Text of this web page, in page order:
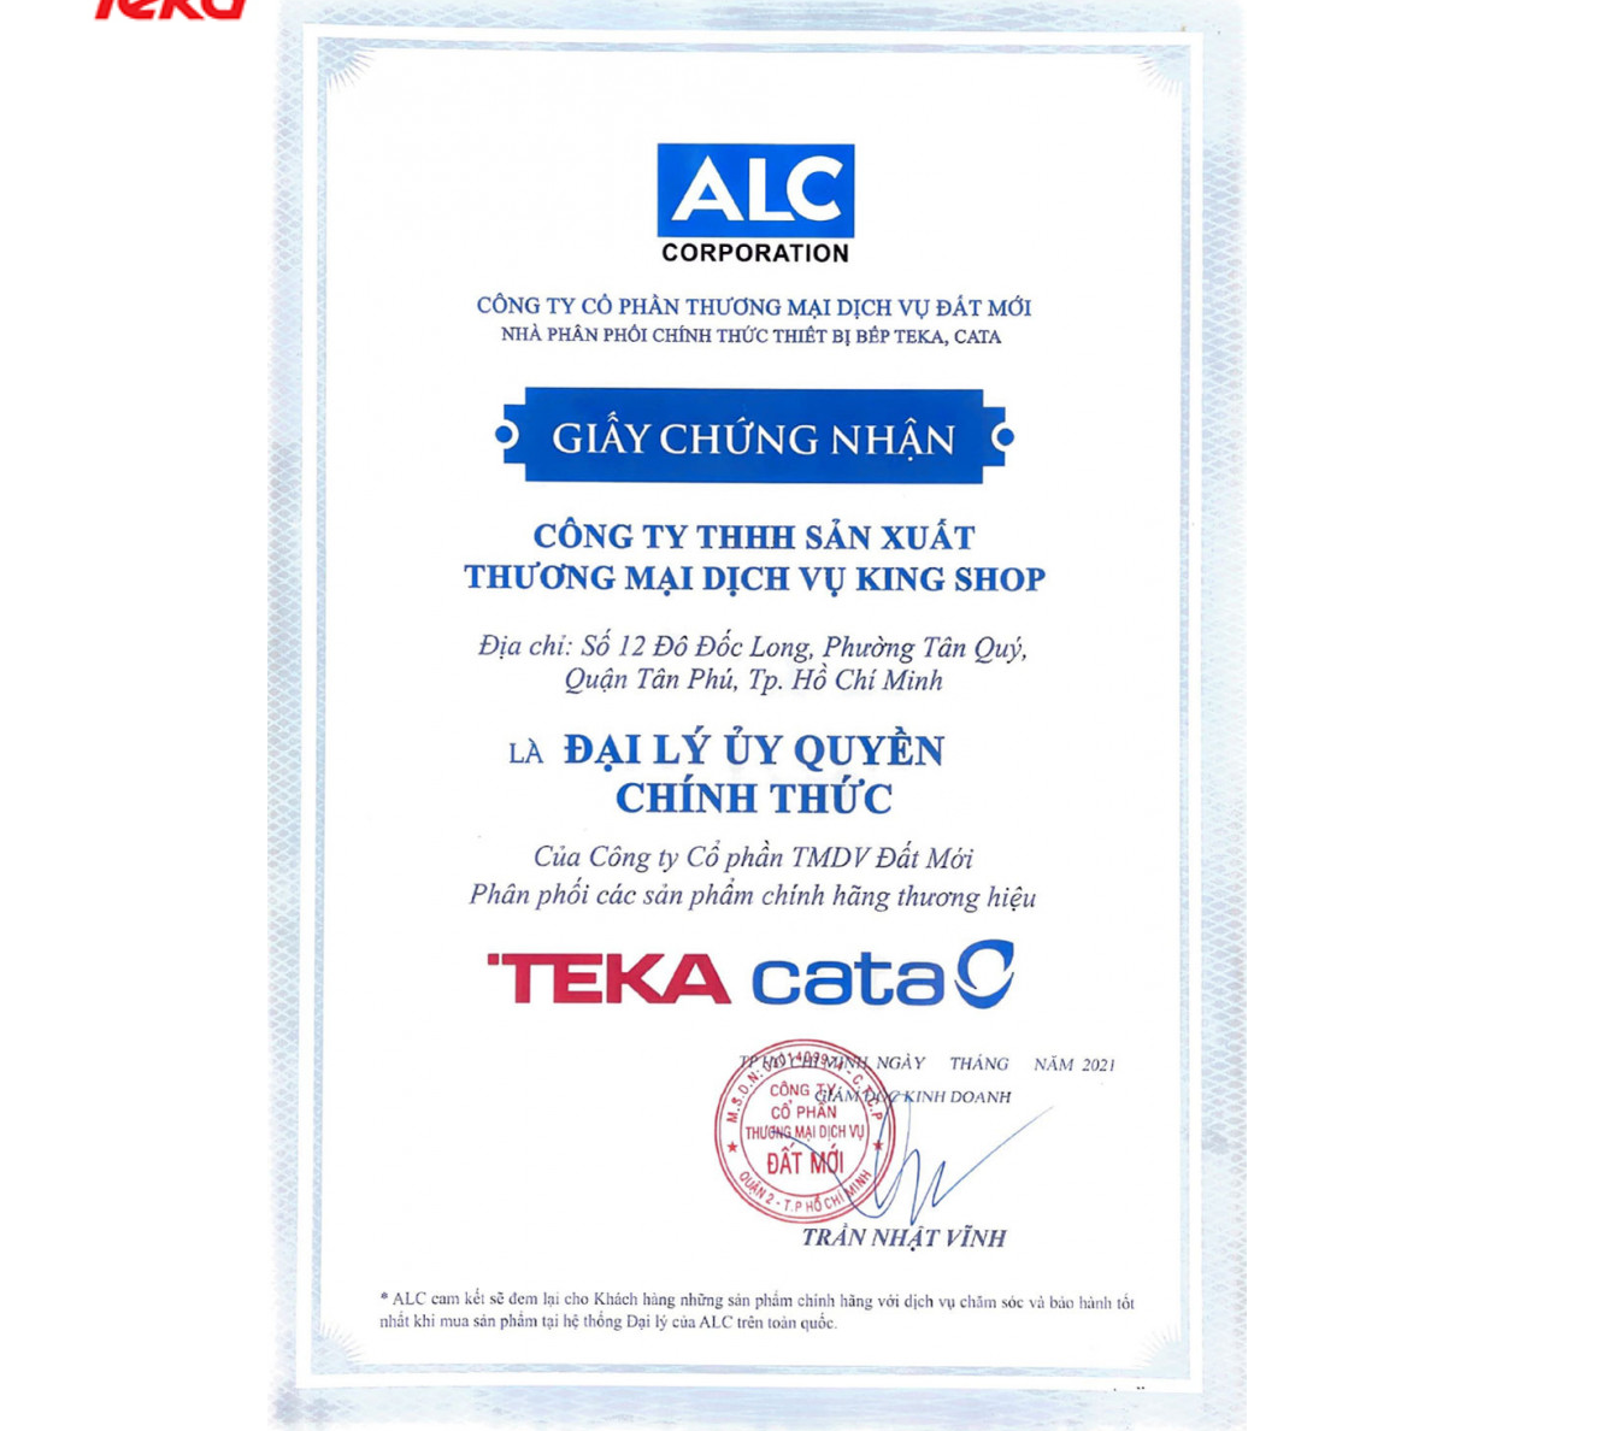
thị rõ ràng, giúp bạn kiểm soát thời gian và chế độ nấu một cách chính xác.
Khoang lò rộng rãi, chất liệu cao cấp
lò vi sóng điện tử
trong sử dụng chất liệu thép không gỉ chống bám bẩn, giúp dễ dàng vệ sinh sau khi sử dụng.
Đĩa xoay thủy tinh chịu nhiệt tốt, đảm bảo thực phẩm được làm nóng đều từ mọi phía.
Có chân kê bằng inox tiện lợi cho các món nướng.
Kết hợp vi sóng và nướng tiện lợi
Điểm nổi bật nhất của sản phẩm chính là khả năng tích hợp hai chức năng trong một thiết bị:
Vi sóng: hâm nóng, rã đông nhanh chóng
Nướng: chế biến các món thịt, cá, bánh với lớp ngoài vàng giòn
Sự kết hợp này giúp tiết kiệm thời gian nấu nướng đáng kể, đặc biệt phù hợp với người bận rộn.